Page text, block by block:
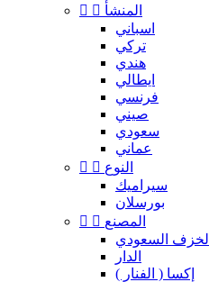
  المنشأ
اسباني
تركي
هندي
ايطالي
فرنسي
صيني
سعودي
عماني
  النوع
سيراميك
بورسلان
  المصنع
الخزف السعودي
الدار
إكسا ( الفنار )